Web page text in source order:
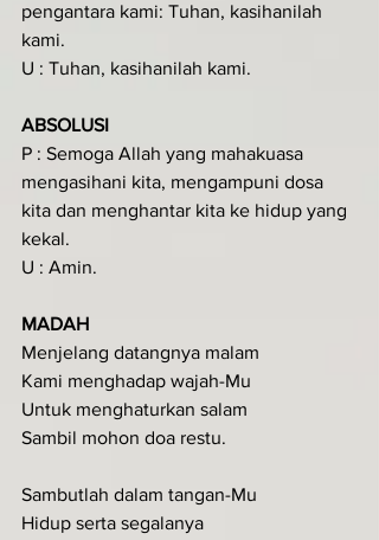
pengantara kami: Tuhan, kasihanilah
kami.
U : Tuhan, kasihanilah kami.
ABSOLUSI
P : Semoga Allah yang mahakuasa
mengasihani kita, mengampuni dosa
kita dan menghantar kita ke hidup yang
kekal.
U : Amin.
MADAH
Menjelang datangnya malam
Kami menghadap wajah-Mu
Untuk menghaturkan salam
Sambil mohon doa restu.
Sambutlah dalam tangan-Mu
Hidup serta segalanya